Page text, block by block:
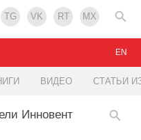
TG VK RT MX
ВИДЕО СТАТЬИ
EN
Инновент